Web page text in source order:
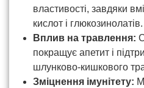
властивості, завдяки
кислот і глюкозинолатів.
Вплив на травлення:
покращує апетит і
шлунково-кишкового
Зміцнення імунітету: